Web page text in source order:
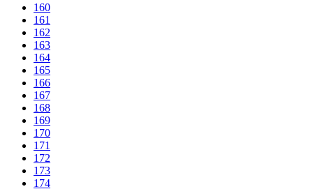
160
161
162
163
164
165
166
167
168
169
170
171
172
173
174